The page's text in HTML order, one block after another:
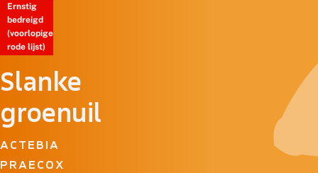
Ernstig
bedreigd
(voorlopige
rode lijst)
Slanke
groenuil
ACTEBIA
PRAECOX